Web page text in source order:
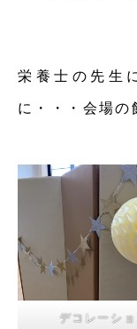
栄養士の先生
に・・・会場の
デコレーシ